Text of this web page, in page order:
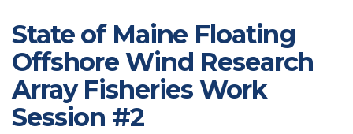
State of Maine Floating
Offshore Wind Research
Array Fisheries Work
Session #2